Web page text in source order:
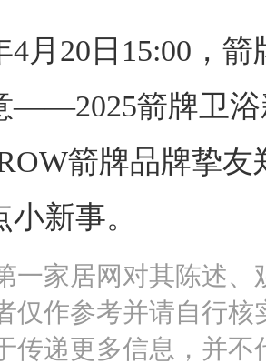
20日15:00，箭
——2025箭牌卫浴
箭牌品牌挚友
新事。
一家居网对其陈述、
仅作参考并请自行核
传递更多信息，并不